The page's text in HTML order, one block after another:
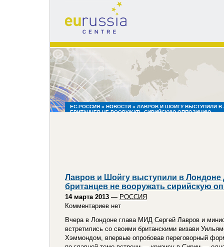
eurussia
centre
ЕС-РОССИЯ » НОВОСТИ » ЛАВРОВ И ШОЙГУ ВЫСТУПИЛИ
БРИТАНЦЕВ НЕ ВООРУЖАТЬ СИРИЙСКУЮ ОППОЗИЦИЮ
Лавров и Шойгу выступили в Лондоне
британцев не вооружать сирийскую
14 марта 2013 — РОССИЯ
Комментариев нет
Вчера в Лондоне глава МИД Сергей Лавров и
встретились со своими британскими визави
Хэммондом, впервые опробовав переговорный